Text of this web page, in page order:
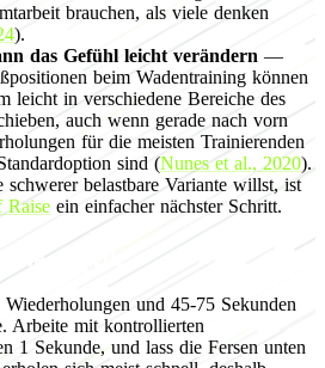
brauchen, als viele denken
).
das Gefühl leicht verändern —
beim Wadentraining können
leicht in verschiedene Bereiche des
auch wenn gerade nach vorn
für die meisten Trainierenden
sind (Nunes et al., 2020).
schwerer belastbare Variante willst, ist
Raise ein einfacher nächster Schritt.
und 45-75 Sekunden
Arbeite mit kontrollierten
1 Sekunde, und lass die Fersen unten